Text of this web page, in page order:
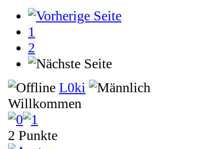
1
2
L0ki
Willkommen
2 Punkte